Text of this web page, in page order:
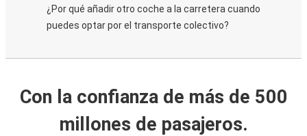
¿Por qué añadir otro coche a la carretera cuando
puedes optar por el transporte colectivo?
Con la confianza de más de 500
millones de pasajeros.